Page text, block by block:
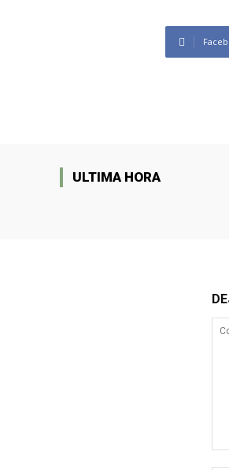
ULTIMA HORA